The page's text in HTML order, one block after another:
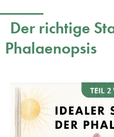
Der richtige
Phalaenopsis